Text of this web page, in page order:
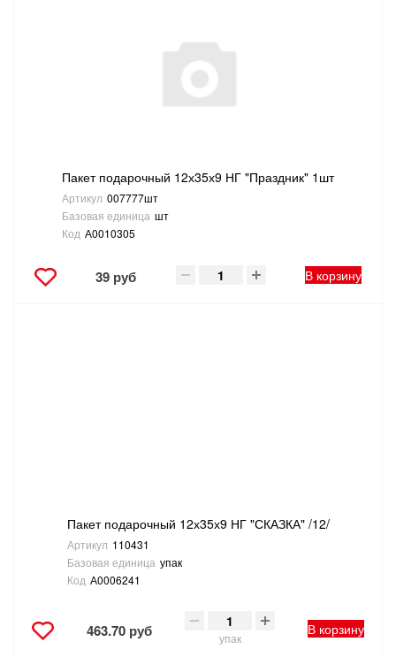
Пакет подарочный 12х35х9 НГ "Праздник" 1шт
Артикул 007777шт
Базовая единица шт
Код А0010305
39 руб В корзину
Пакет подарочный 12х35х9 НГ "СКАЗКА" /12/
Артикул 110431
Базовая единица упак
Код А0006241
463.70 руб упак
В корзину